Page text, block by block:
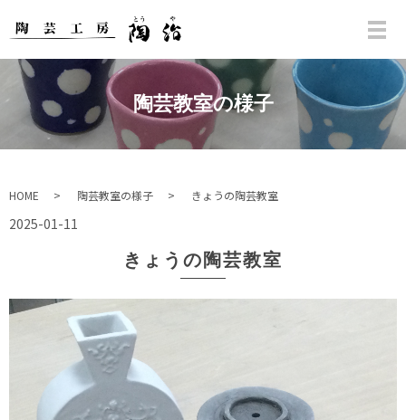
陶芸教室の様子
HOME 陶芸教室の様子 きょうの陶芸教室
2025-01-11
きょうの陶芸教室